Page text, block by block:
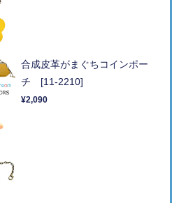
合成皮革がまぐちコインポー
チ [11-2210]
¥2,090